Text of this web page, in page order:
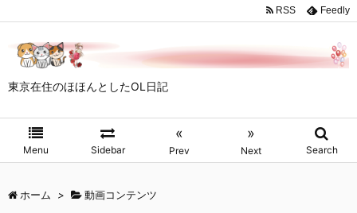
東京在住のほほんとしたOL日記
Menu Sidebar
«
Prev
»
Next Search
RSS Feedly
ホーム > 動画コンテンツ